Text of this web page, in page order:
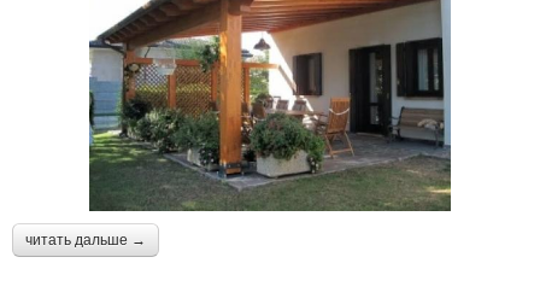
читать дальше →